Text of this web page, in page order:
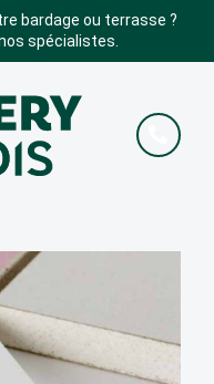
bardage ou terrasse ?
spécialistes.